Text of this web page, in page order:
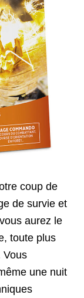
coup de
de survie et
aurez le
toute plus
Vous
une nuit